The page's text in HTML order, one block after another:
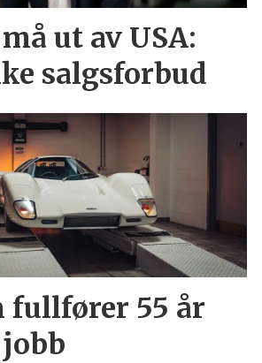
ut av USA:
salgsforbud
fullfører 55 år